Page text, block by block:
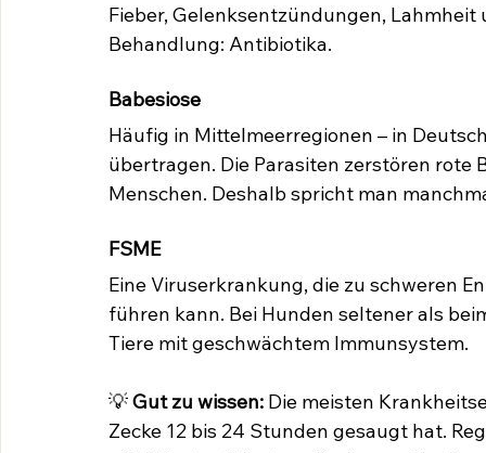
Fieber, Gelenksentzündungen,
Behandlung: Antibiotika.
Babesiose
Häufig in Mittelmeerregionen – in
übertragen. Die Parasiten zerstören
Menschen. Deshalb spricht man
FSME
Eine Viruserkrankung, die zu schweren
führen kann. Bei Hunden seltener als
Tiere mit geschwächtem Immunsystem.
💡 Gut zu wissen: Die meisten
Zecke 12 bis 24 Stunden gesaugt hat.